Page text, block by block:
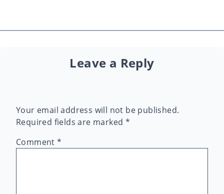
Leave a Reply
Your email address will not be published.
Required fields are marked *
Comment*